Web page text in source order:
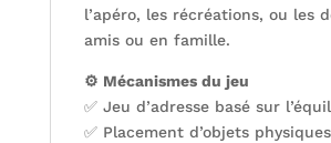
l’apéro, les récréations, ou les
amis ou en famille.
⚙️ Mécanismes du jeu
✅ Jeu d’adresse basé sur
✅ Placement d’objets